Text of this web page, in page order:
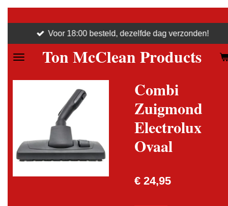
naar
de
Ton McClean Products
Voor 18:00 besteld, dezelfde dag verzonden!
Combi
Zuigmond
Electrolux
Ovaal
€ 24,95